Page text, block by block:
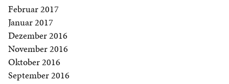
Februar 2017
Januar 2017
Dezember 2016
November 2016
Oktober 2016
September 2016